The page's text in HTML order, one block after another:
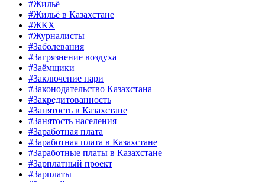
#Жильё
#Жильё в Казахстане
#ЖКХ
#Журналисты
#Заболевания
#Загрязнение воздуха
#Заёмщики
#Заключение пари
#Законодательство Казахстана
#Закредитованность
#Занятость в Казахстане
#Занятость населения
#Заработная плата
#Заработная плата в Казахстане
#Заработные платы в Казахстане
#Зарплатный проект
#Зарплаты